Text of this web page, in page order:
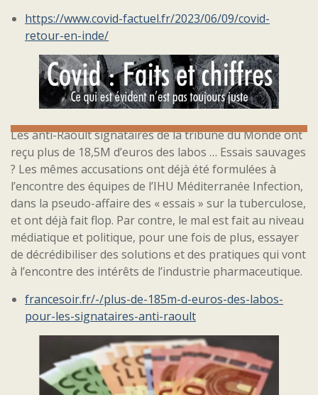
https://www.covid-factuel.fr/2023/06/09/covid-
retour-en-inde/
Les anti-Raoult signataires de la tribune du Monde ont
reçu plus de 18,5M d’euros des labos … Essais sauvages
? Les mêmes accusations ont déjà été formulées à
l’encontre des équipes de l’IHU Méditerranée Infection,
dans la pseudo-affaire des « essais » sur la tuberculose,
et ont déjà fait flop. Par contre, le mal est fait au niveau
médiatique et politique, pour une fois de plus, essayer
de décrédibiliser des solutions et des pratiques qui vont
à l’encontre des intérêts de l’industrie pharmaceutique.
francesoir.fr/-/plus-de-185m-d-euros-des-labos-
pour-les-signataires-anti-raoult